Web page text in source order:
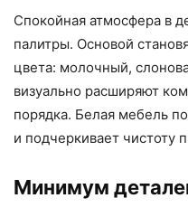
Спокойная атмосфера в
палитры. Основой
цвета: молочный,
визуально расширяют
порядка. Белая мебель
и подчеркивает чистоту
Минимум